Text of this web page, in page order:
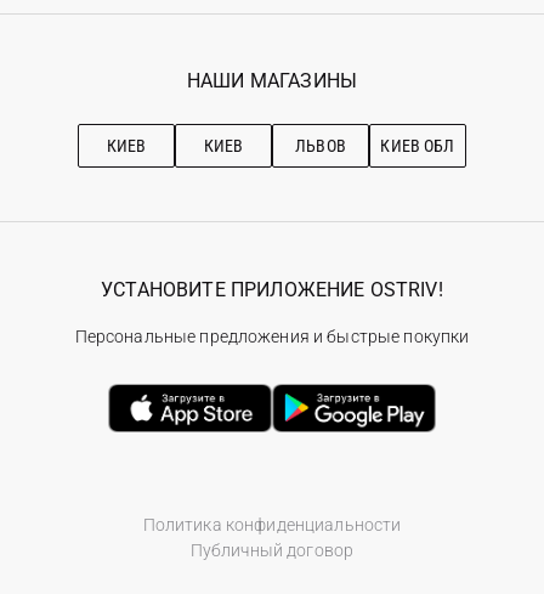
Гарантия
Ostriv Club+
Наши магазини
Рекомендации по уходу
НАШИ МАГАЗИНЫ
КИЕВ КИЕВ ЛЬВОВ КИЕВ ОБЛ
Политика конфиденциальности
Публичный договор
УСТАНОВИТЕ ПРИЛОЖЕНИЕ OSTRIV!
Персональные предложения и быстрые покупки